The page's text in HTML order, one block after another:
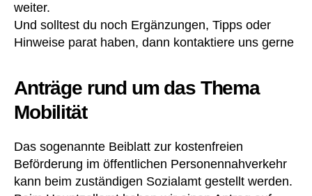
weiter.
Und solltest du noch Ergänzungen, Tipps oder
Hinweise parat haben, dann kontaktiere uns gerne
Anträge rund um das Thema
Mobilität
Das sogenannte Beiblatt zur kostenfreien
Beförderung im öffentlichen Personennahverkehr
kann beim zuständigen Sozialamt gestellt werden.
n
a
h
K
ra
n
e
n
k
In
fe
kt
I
R
K
F
Z